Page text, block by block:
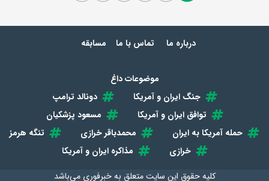
درباره ما تماس با ما مسابقه
موضوعات داغ
جنگ ایران و آمریکا
دونالد ترامپ
توافق ایران و آمریکا
مسعود پزشکیان
حمله آمریکا به ایران
محمدباقر خرازی
تنگه هرمز
خرازی
مذاکره ایران و آمریکا
کلیه حقوق این سایت متعلق بهخبرفوری می‌باشد